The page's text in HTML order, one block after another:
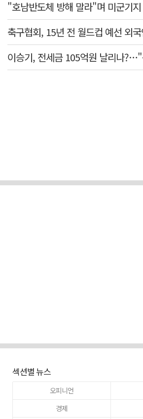
섹션별 뉴스
오피니언
경제